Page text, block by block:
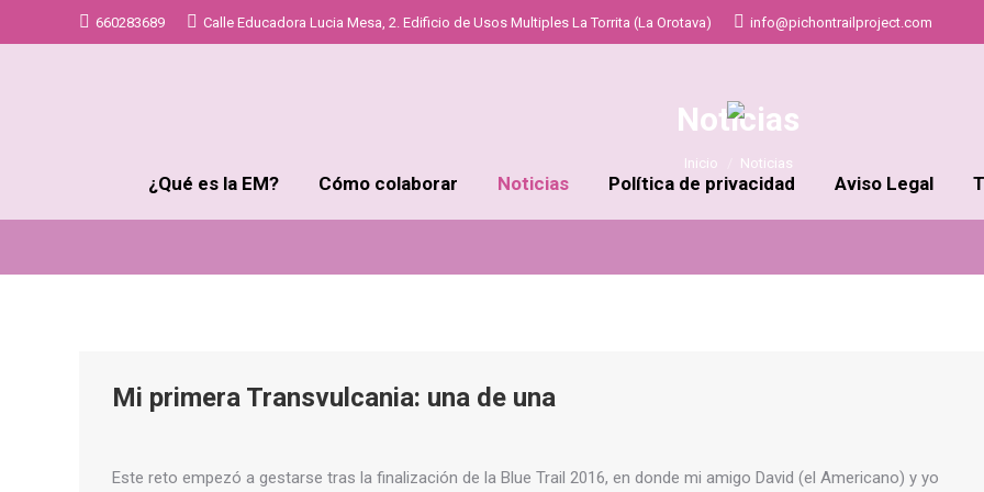
660283689 Calle Educadora Lucia Mesa, 2. Edificio de Usos Multiples La Torrita (La Orotava) info@pichontrailproject.com
¿Qué es la EM? Cómo colaborar Noticias Política de privacidad Aviso Legal
Noticias
Estás aquí:
Inicio Noticias
Mi primera Transvulcania: una de una
Este reto empezó a gestarse tras la finalización de la Blue Trail 2016, en donde mi amigo David (el Americano) y yo